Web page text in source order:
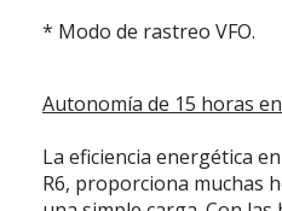
* Modo de rastreo VFO.
Autonomía de 15 horas
La eficiencia energética
R6, proporciona muchas